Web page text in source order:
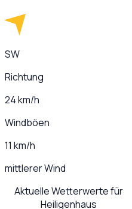
SW
Richtung
24 km/h
Windböen
11 km/h
mittlerer Wind
Aktuelle Wetterwerte für
Heiligenhaus